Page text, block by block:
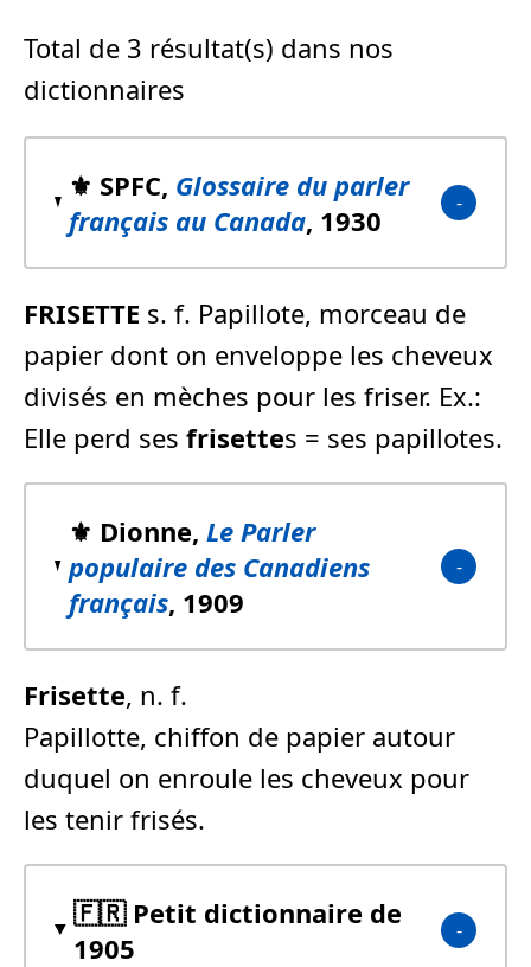
Total de 3 résultat(s) dans nos
dictionnaires
⚜️ SPFC, Glossaire du parler
français au Canada, 1930
FRISETTE s. f. Papillote, morceau de
papier dont on enveloppe les cheveux
divisés en mèches pour les friser. Ex.:
Elle perd ses frisettes = ses papillotes.
⚜️ Dionne, Le Parler
populaire des Canadiens
français, 1909
Frisette, n. f.
Papillotte, chiffon de papier autour
duquel on enroule les cheveux pour
les tenir frisés.
🇫🇷 Petit dictionnaire de
1905